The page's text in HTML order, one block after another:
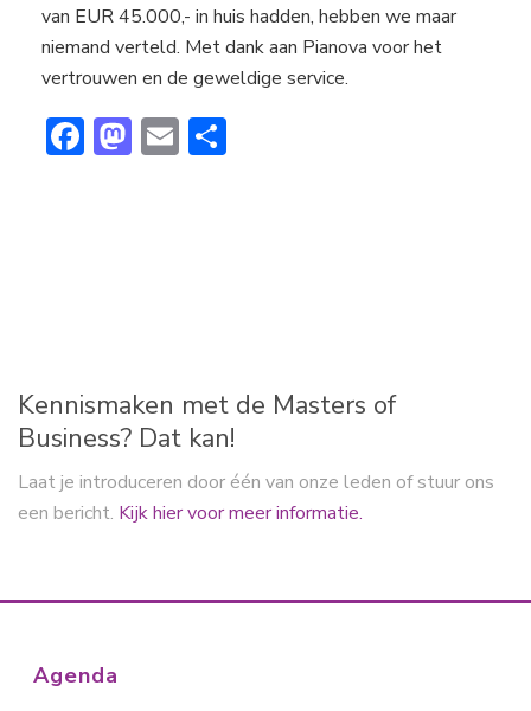
van EUR 45.000,- in huis hadden, hebben we maar
niemand verteld. Met dank aan Pianova voor het
vertrouwen en de geweldige service.
F M E
Kennismaken met de Masters of
Business? Dat kan!
Laat je introduceren door één van onze leden of stuur ons
een bericht. Kijk hier voor meer informatie.
Agenda